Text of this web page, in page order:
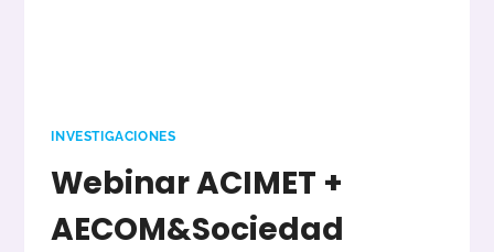
INVESTIGACIONES
Webinar ACIMET +
AECOM&Sociedad